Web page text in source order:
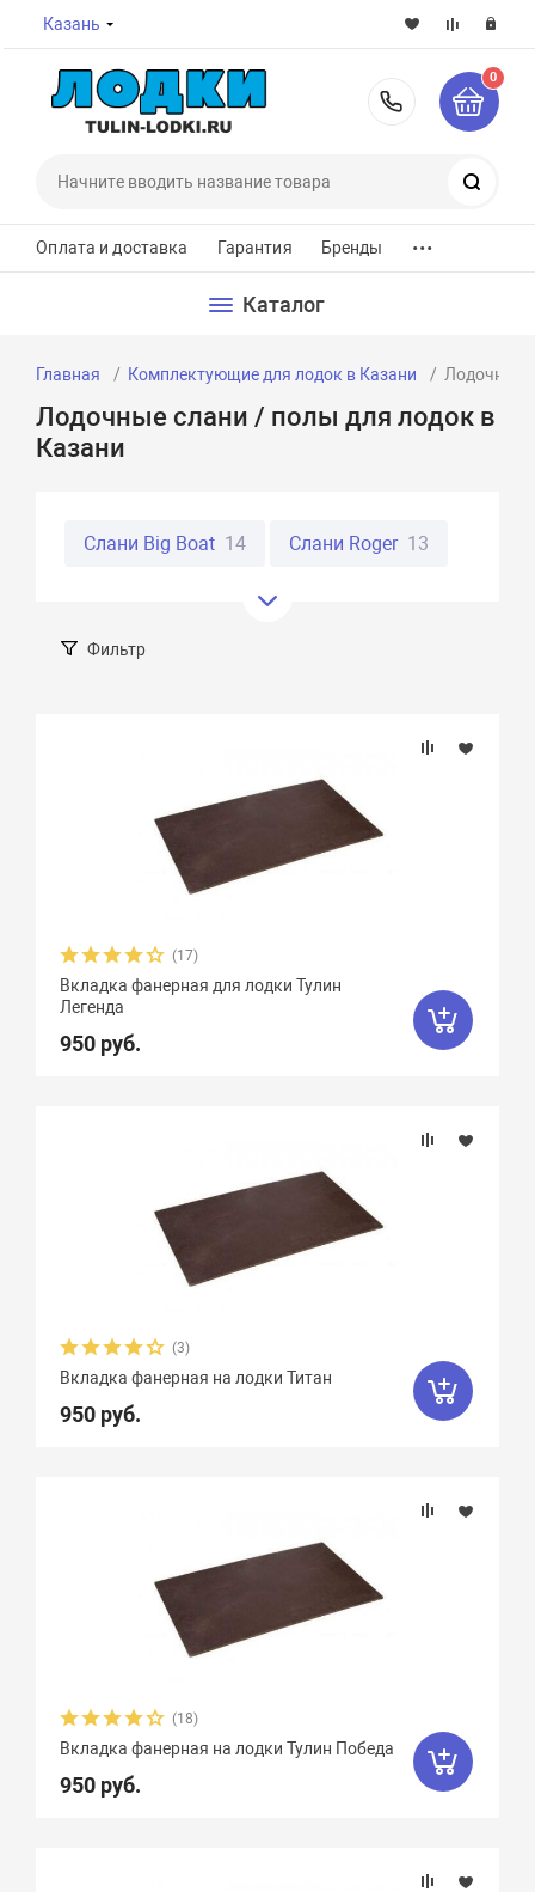
Казань
8-800-
0
Оплата и доставка Гарантия Бренды ...
Каталог
Главная Комплектующие для лодок в Казани Лодочные
Лодочные слани / полы для лодок в
Казани
Слани Big Boat 14 Слани Roger 13
Слани Yukona
Слани Инзер
28 Слани Фрегат
Слани Хантер
Фильтр
(17)
Вкладка фанерная для лодки Тулин
Легенда
950 руб.
(3)
Вкладка фанерная на лодки Титан
950 руб.
(18)
Вкладка фанерная на лодки Тулин Победа
950 руб.